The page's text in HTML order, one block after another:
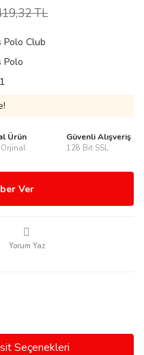
TL
Polo Club
Polo
Ürün Güvenli Alışveriş
128 Bit SSL
Ver
Yorum Yaz
Seçenekleri